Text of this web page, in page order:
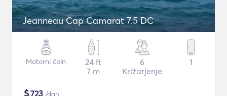
Jeanneau Cap Camarat 7.5 DC
Motorni čoln
24 ft
7 m
6
Križarjenje
1
$723 /dan